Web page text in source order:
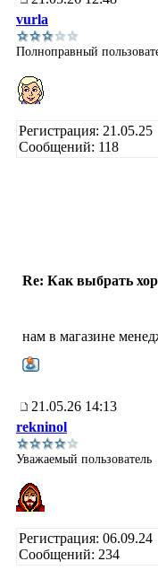
vurla
Полноправный
Регистрация: 21.05.25
Сообщений: 118
Re: Как выбрать
нам в магазине
21.05.26 14:13
rekninol
Уважаемый пользователь
Регистрация: 06.09.24
Сообщений: 234